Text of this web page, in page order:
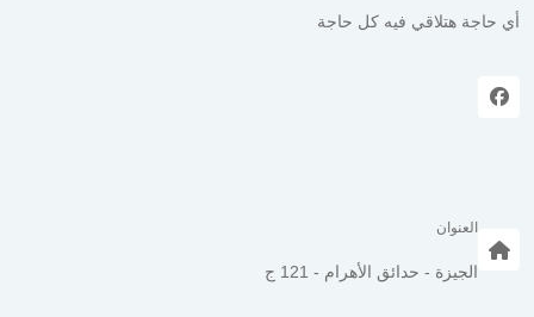
أي حاجة هتلاقي فيه كل حاجة
العنوان
الجيزة - حدائق الأهرام - 121 ج